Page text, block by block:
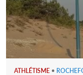
ATHLÉTISME •